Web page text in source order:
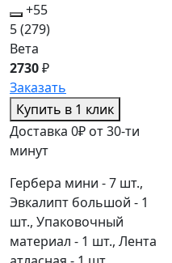
+55
5(279)
Вета
2730₽
Заказать
Купить в 1 клик
Доставка 0₽ от 30-ти
минут
Гербера мини - 7 шт.,
Эвкалипт большой - 1
шт., Упаковочный
материал - 1 шт., Лента